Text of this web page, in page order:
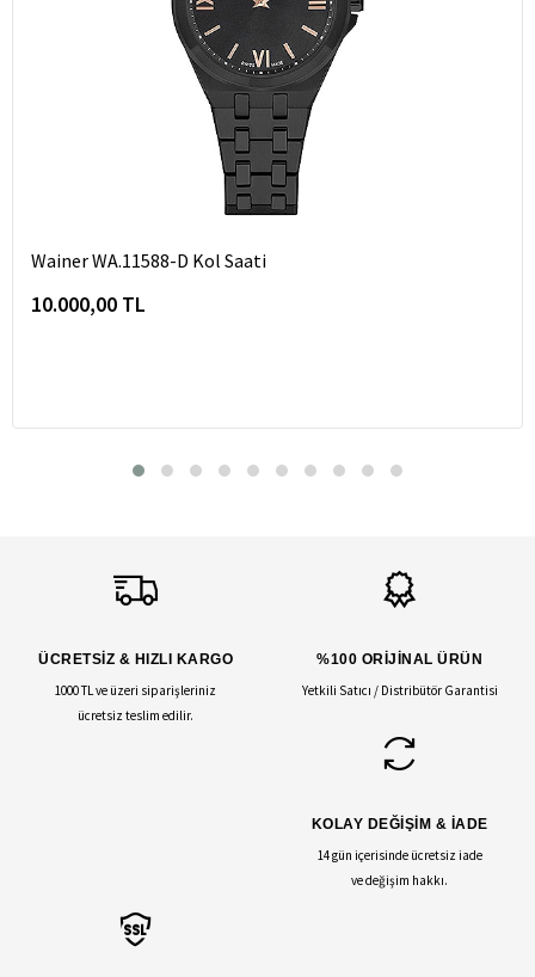
Wainer WA.11588-D Kol Saati
10.000,00 TL
ÜCRETSİZ & HIZLI KARGO
1000 TL ve üzeri siparişleriniz
ücretsiz teslim edilir.
%100 ORİJİNAL ÜRÜN
Yetkili Satıcı / Distribütör Garantisi
KOLAY DEĞİŞİM & İADE
14 gün içerisinde ücretsiz iade
ve değişim hakkı.